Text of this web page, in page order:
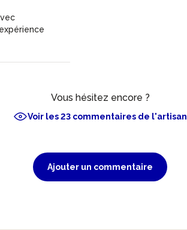
Vous hésitez encore ?
Voir les 23 commentaires de l'artisan
Ajouter un commentaire